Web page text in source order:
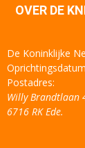
OVER DE
De Koninklijke
Postadres:
Willy Brandtlaan
6716 RK Ede.